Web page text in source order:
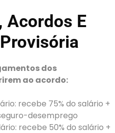
Acordos E
dos
ao acordo:
recebe 75% do salário +
desemprego
recebe 50% do salário +